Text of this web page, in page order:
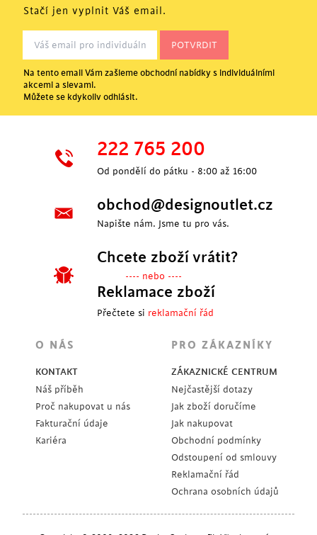
Stačí jen vyplnit Váš email.
Na tento email Vám zašleme obchodní nabídky s individuálními
akcemi a slevami.
Můžete se kdykoliv odhlásit.
222 765 200
Od pondělí do pátku - 8:00 až 16:00
obchod@designoutlet.cz
Napište nám. Jsme tu pro vás.
Chcete zboží vrátit?
---- nebo ----
Reklamace zboží
Přečtete si reklamační řád
O NÁS
KONTAKT
Náš příběh
Proč nakupovat u nás
Fakturační údaje
Kariéra
PRO ZÁKAZNÍKY
ZÁKAZNICKÉ CENTRUM
Nejčastější dotazy
Jak zboží doručíme
Jak nakupovat
Obchodní podmínky
Odstoupení od smlouvy
Reklamační řád
Ochrana osobních údajů